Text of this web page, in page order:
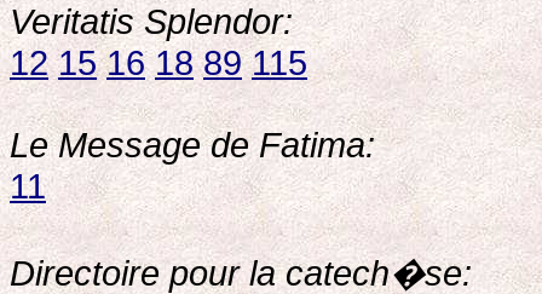
Veritatis Splendor:
12 15 16 18 89 115
Le Message de Fatima:
11
Directoire pour la catech�se: